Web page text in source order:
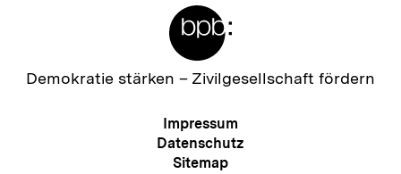
Zur
Demokratie stärken – Zivilgesellschaft fördern
Meta-
Navigation
Impressum
Datenschutz
Sitemap